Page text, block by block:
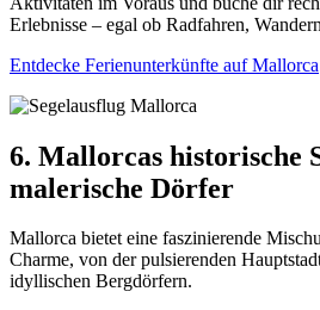
Erlebnisse – egal ob Radfahren,
Entdecke Ferienunterkünfte auf Mallorca
6. Mallorcas historische
malerische Dörfer
Mallorca bietet eine faszinierende
Charme, von der pulsierenden
idyllischen Bergdörfern.